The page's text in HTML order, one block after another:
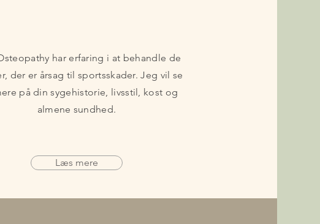
har erfaring i at behandle de
der er årsag til sportsskader. Jeg vil se
på din sygehistorie, livsstil, kost og
almene sundhed.
Læs mere